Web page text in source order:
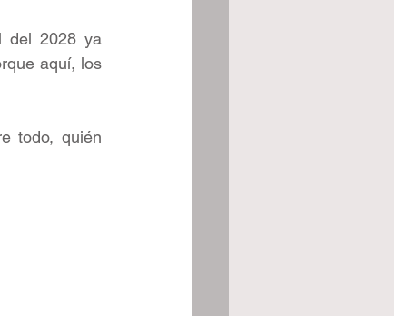
del 2028 ya
aquí, los
todo, quién